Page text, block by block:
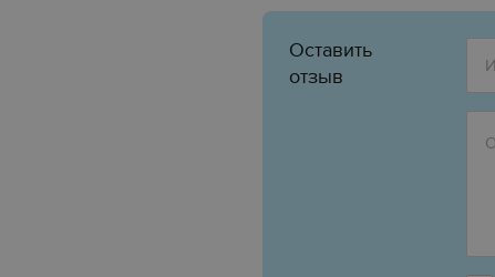
Оставить
отзыв